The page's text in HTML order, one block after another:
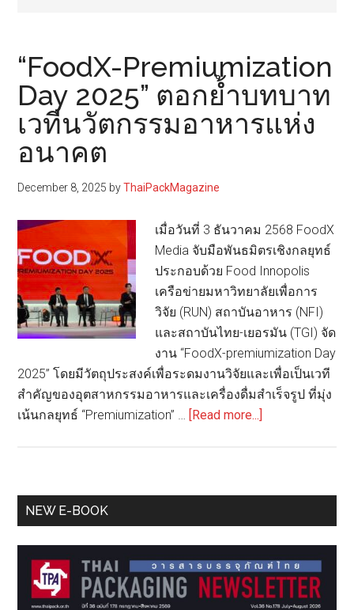
“FoodX-Premiumization
Day 2025” ตอกย้ำบทบาท
เวทีนวัตกรรมอาหารแห่ง
อนาคต
December 8, 2025 byThaiPackMagazine
เมื่อวันที่ 3 ธันวาคม 2568 FoodX
Media จับมือพันธมิตรเชิงกลยุทธ์
ประกอบด้วย Food Innopolis
เครือข่ายมหาวิทยาลัยเพื่อการ
วิจัย (RUN) สถาบันอาหาร (NFI)
และสถาบันไทย-เยอรมัน (TGI) จัด
งาน “FoodX-premiumization Day
2025” โดยมีวัตถุประสงค์เพื่อระดมงานวิจัยและเพื่อเป็นเวที
สำคัญของอุตสาหกรรมอาหารและเครื่องดื่มสำเร็จรูป ที่มุ่ง
เน้นกลยุทธ์ “Premiumization” …
[Read more...]
2025”
เวที
นวัตกรรม
อาหาร
Primary
NEW E-BOOK